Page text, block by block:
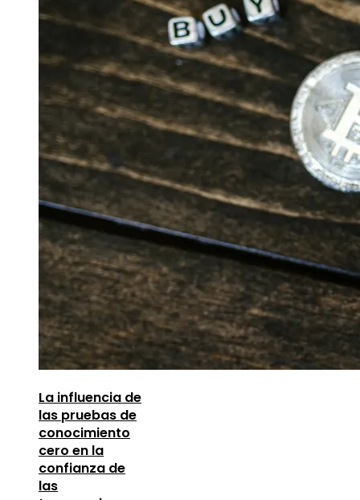
La influencia de
las pruebas de
conocimiento
cero en la
confianza de
las